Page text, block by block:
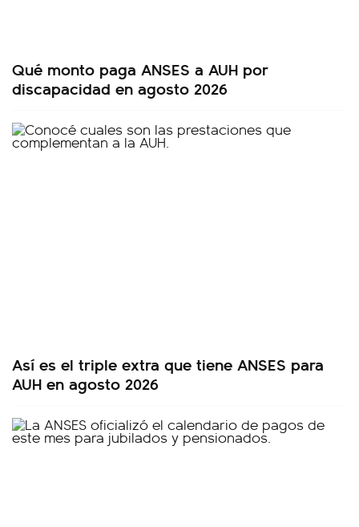
Qué monto paga ANSES a AUH por
discapacidad en agosto 2026
Así es el triple extra que tiene ANSES para
AUH en agosto 2026